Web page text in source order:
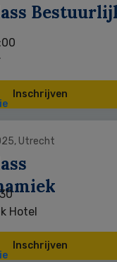
Inschrijven
Utrecht
Hotel
Inschrijven